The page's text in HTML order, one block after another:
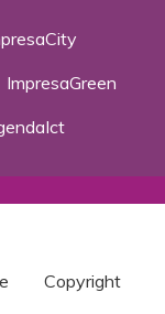
ImpresaGreen
Copyright